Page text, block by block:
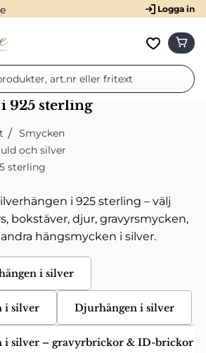
Logga in
925 sterling
Smycken
och silver
sterling
i 925 sterling – välj
bokstäver, djur, gravyrsmycken,
hängsmycken i silver.
i silver
i silver Djurhängen i silver
i silver – gravyrbrickor & ID-brickor